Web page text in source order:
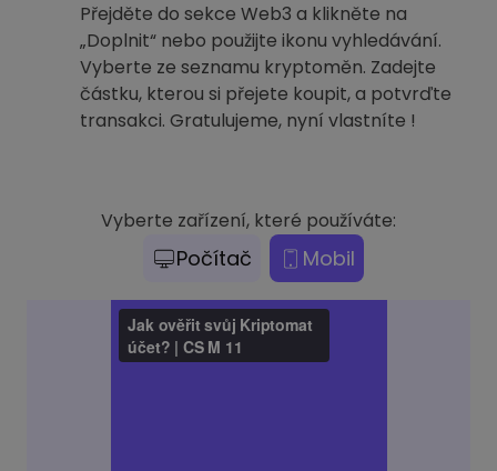
Přejděte do sekce Web3 a klikněte na
„Doplnit“ nebo použijte ikonu vyhledávání.
Vyberte ze seznamu kryptoměn. Zadejte
částku, kterou si přejete koupit, a potvrďte
transakci. Gratulujeme, nyní vlastníte !
Vyberte zařízení, které používáte:
Počítač Mobil